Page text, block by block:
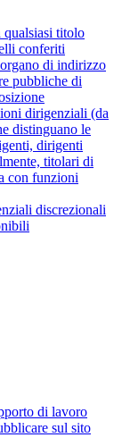
titolo
conferiti
di indirizzo
pubbliche di
dirigenziali (da
distinguano le
dirigenti
titolari di
con funzioni
discrezionali
di lavoro
sul sito